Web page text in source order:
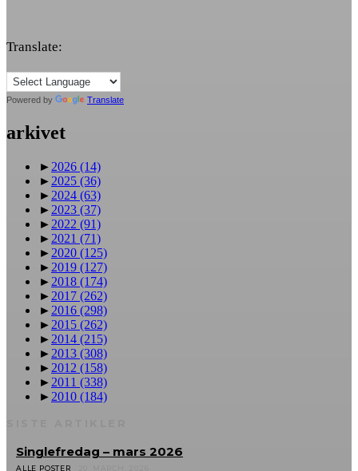
Translate:
Powered by Translate
arkivet
► 2026 (14)
► 2025 (36)
► 2024 (63)
► 2023 (37)
► 2022 (91)
► 2021 (71)
► 2020 (125)
► 2019 (127)
► 2018 (174)
► 2017 (262)
► 2016 (298)
► 2015 (262)
► 2014 (215)
► 2013 (308)
► 2012 (158)
► 2011 (338)
► 2010 (184)
Singlefredag – mars 2026
ALLE POSTER